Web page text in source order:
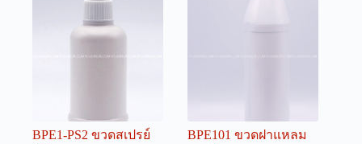
BPE1-PS2 ขวดสเปรย์
BPE101 ขวดฝาแหลม